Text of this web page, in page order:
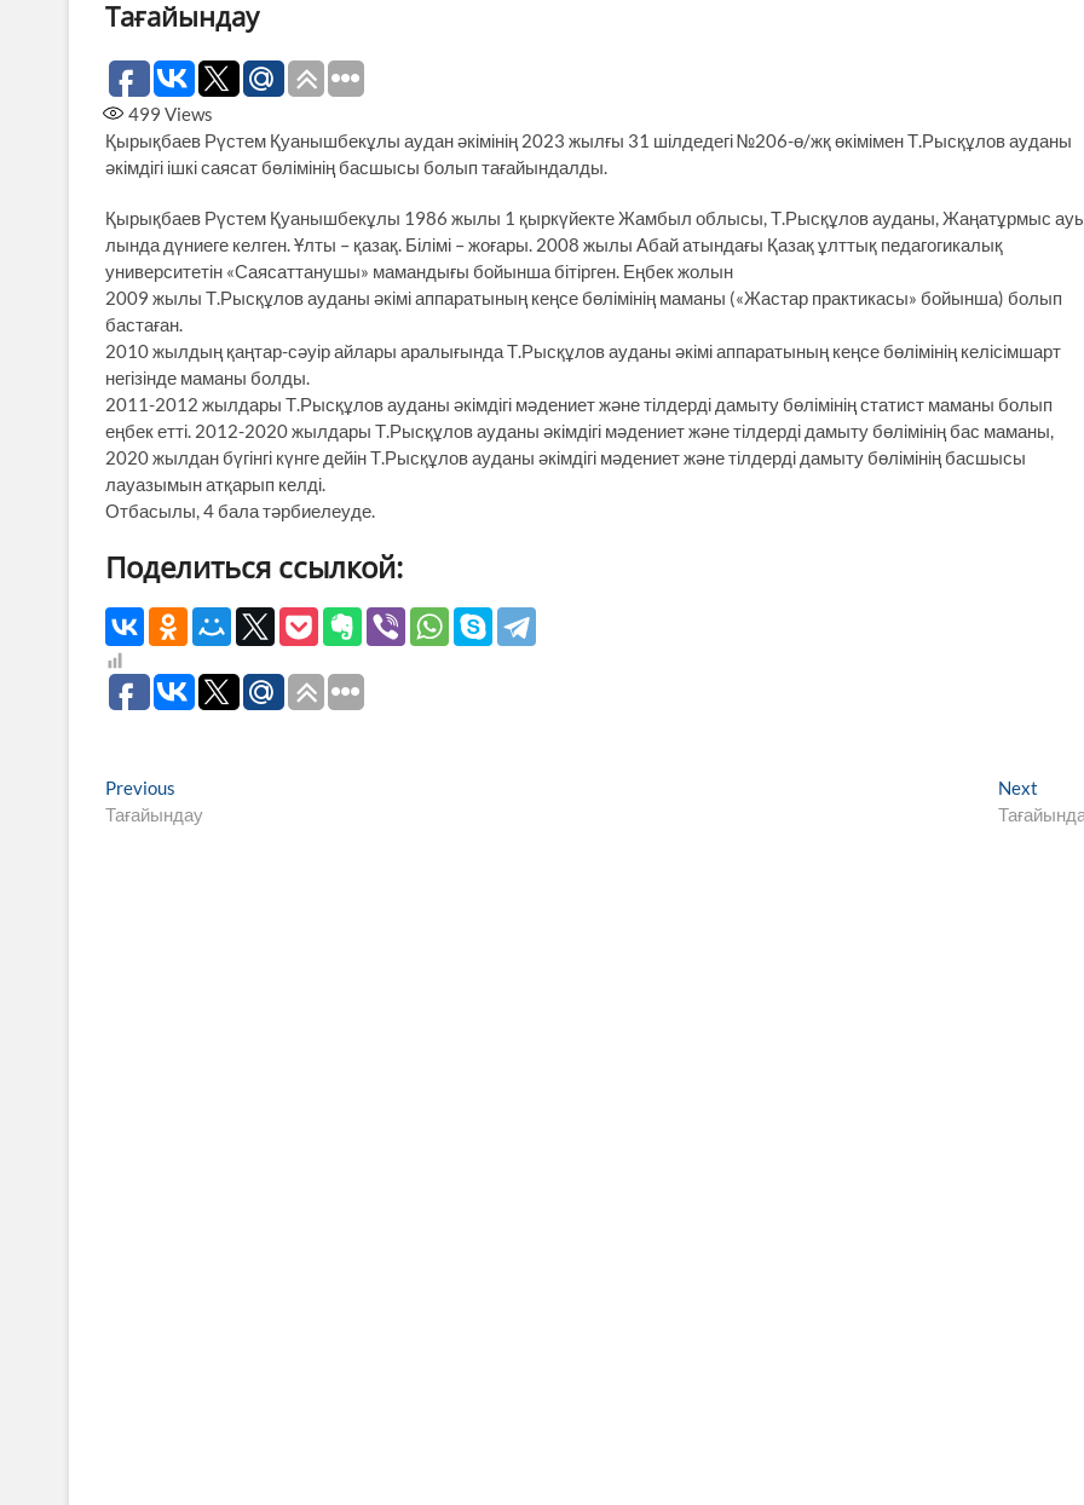
Тағайындау
499 Views
Қырықбаев Рүстем Қуанышбекұлы аудан әкімінің 2023 жылғы 31 шілдедегі №206-ө/жқ өкімімен Т.Рысқұлов ауданы
әкімдігі ішкі саясат бөлімінің басшысы болып тағайындалды.
Қырықбаев Рүстем Қуанышбекұлы 1986 жылы 1 қыр­күйекте Жамбыл об­лысы, Т.Рысқұлов ау­даны, Жаңатұрмыс
лын­да дүниеге кел­ген. Ұлты – қазақ. Білімі – жоғары. 2008 жылы Абай атындағы Қазақ ұлттық педагогикалық
университетін «Саясаттанушы» мамандығы бойынша бітірген. Еңбек жолын
​2009 жылы Т.Рысқұлов ауданы әкімі аппаратының кеңсе бөлімінің маманы («Жастар практикасы» бойынша) болып
бастаған.
​2010 жылдың қаңтар-сәуір айлары аралығында Т.Рысқұлов ауданы әкімі аппаратының кеңсе бөлімінің келісімшарт
негізінде маманы болды.
​2011-2012 жылдары Т.Рысқұлов ауданы әкімдігі мәдениет және тілдерді дамыту бөлімінің статист маманы болып
еңбек етті. ​2012-2020 жылдары Т.Рысқұлов ауданы әкімдігі мәдениет және тілдерді дамыту бөлімінің бас маманы, ​
2020 жылдан бүгінгі күнге дейін Т.Рысқұлов ауданы әкімдігі мәдениет және тілдерді дамыту бөлімінің басшысы
лауазымын атқарып келді.
Отбасылы, 4 бала тәрбиелеуде.
Поделиться ссылкой:
Навигация
по
Previous
post:
Тағайындау
Next
post: